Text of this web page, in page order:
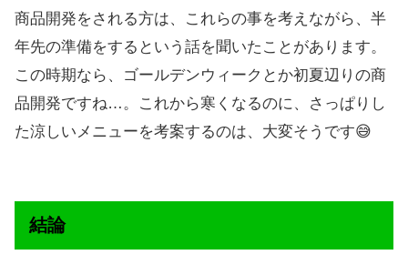
商品開発をされる方は、これらの事を考えながら、半
年先の準備をするという話を聞いたことがあります。
この時期なら、ゴールデンウィークとか初夏辺りの商
品開発ですね…。これから寒くなるのに、さっぱりし
た涼しいメニューを考案するのは、大変そうです😅
結論